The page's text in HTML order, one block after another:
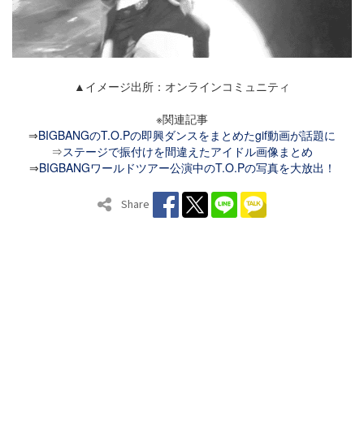
▲イメージ出所：オンラインコミュニティ
※関連記事
⇒BIGBANGのT.O.Pの即興ダンスをまとめたgif動画が話題に
⇒ステージで振付けを間違えたアイドル画像まとめ
⇒BIGBANGワールドツアー公演中のT.O.Pの写真を大放出！
Share